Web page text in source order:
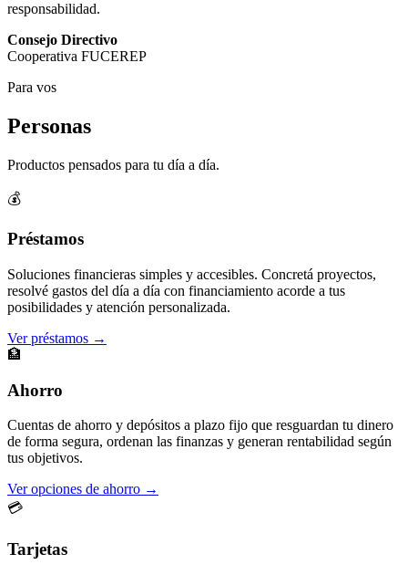
responsabilidad.
Consejo Directivo
Cooperativa FUCEREP
Para vos
Personas
Productos pensados para tu día a día.
💰
Préstamos
Soluciones financieras simples y accesibles. Concretá proyectos,
resolvé gastos del día a día con financiamiento acorde a tus
posibilidades y atención personalizada.
Ver préstamos →
🏦
Ahorro
Cuentas de ahorro y depósitos a plazo fijo que resguardan tu dinero
de forma segura, ordenan las finanzas y generan rentabilidad según
tus objetivos.
Ver opciones de ahorro →
💳
Tarjetas